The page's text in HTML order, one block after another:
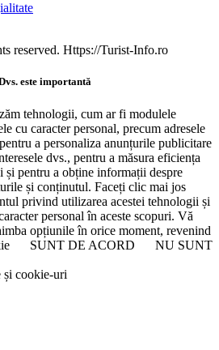
reserved. Https://Turist-Info.ro
este importantă
tehnologii, cum ar fi modulele
cu caracter personal, precum adresele
a personaliza anunțurile publicitare
dvs., pentru a măsura eficiența
pentru a obține informații despre
și conținutul. Faceți clic mai jos
privind utilizarea acestei tehnologii și
personal în aceste scopuri. Vă
opțiunile în orice moment, revenind
SUNT DE ACORD
NU SUNT
și cookie-uri